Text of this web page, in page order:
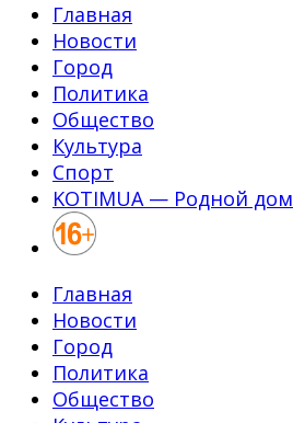
Главная
Новости
Город
Политика
Общество
Культура
Спорт
KOTIMUA — Родной дом
Главная
Новости
Город
Политика
Общество